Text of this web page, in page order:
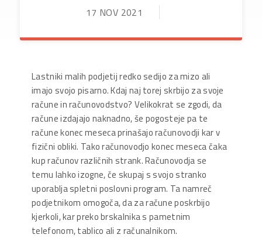
17 NOV 2021
Lastniki malih podjetij redko sedijo za mizo ali
imajo svojo pisarno. Kdaj naj torej skrbijo za svoje
račune in računovodstvo? Velikokrat se zgodi, da
račune izdajajo naknadno, še pogosteje pa te
račune konec meseca prinašajo računovodji kar v
fizični obliki. Tako računovodjo konec meseca čaka
kup računov različnih strank. Računovodja se
temu lahko izogne, če skupaj s svojo stranko
uporablja spletni poslovni program. Ta namreč
podjetnikom omogoča, da za račune poskrbijo
kjerkoli, kar preko brskalnika s pametnim
telefonom, tablico ali z računalnikom.